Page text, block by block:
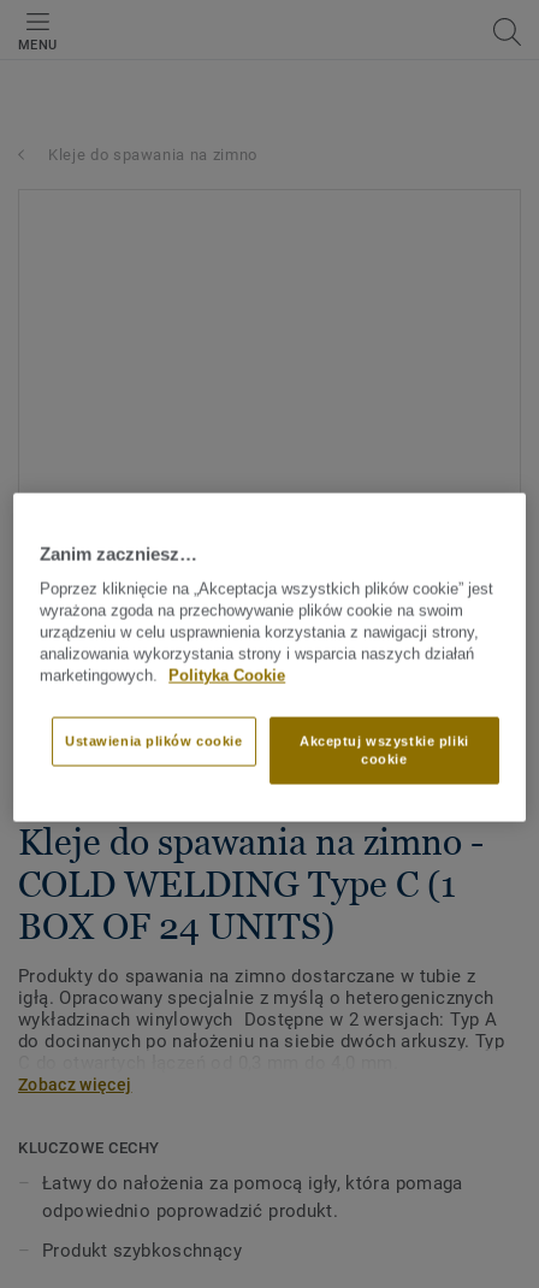
MENU
Kleje do spawania na zimno
Sprawdź wszystkie wzory (3)
Kleje do spawania na zimno -
COLD WELDING Type C (1
BOX OF 24 UNITS)
Produkty do spawania na zimno dostarczane w tubie z
igłą. Opracowany specjalnie z myślą o heterogenicznych
wykładzinach winylowych Dostępne w 2 wersjach: Typ A
do docinanych po nałożeniu na siebie dwóch arkuszy. Typ
Zobacz więcej
KLUCZOWE CECHY
Łatwy do nałożenia za pomocą igły, która pomaga
odpowiednio poprowadzić produkt.
Produkt szybkoschnący
Zanim zaczniesz…
Poprzez kliknięcie na „Akceptacja wszystkich plików cookie” jest
wyrażona zgoda na przechowywanie plików cookie na swoim
urządzeniu w celu usprawnienia korzystania z nawigacji strony,
analizowania wykorzystania strony i wsparcia naszych działań
marketingowych.
Polityka Cookie
Akceptuj wszystkie pliki
cookie
Ustawienia plików cookie